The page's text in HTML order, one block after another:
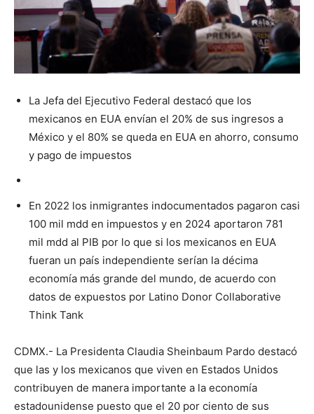
La Jefa del Ejecutivo Federal destacó que los
mexicanos en EUA envían el 20% de sus ingresos a
México y el 80% se queda en EUA en ahorro, consumo
y pago de impuestos
En 2022 los inmigrantes indocumentados pagaron casi
100 mil mdd en impuestos y en 2024 aportaron 781
mil mdd al PIB por lo que si los mexicanos en EUA
fueran un país independiente serían la décima
economía más grande del mundo, de acuerdo con
datos de expuestos por Latino Donor Collaborative
Think Tank
CDMX.- La Presidenta Claudia Sheinbaum Pardo destacó
que las y los mexicanos que viven en Estados Unidos
contribuyen de manera importante a la economía
estadounidense puesto que el 20 por ciento de sus